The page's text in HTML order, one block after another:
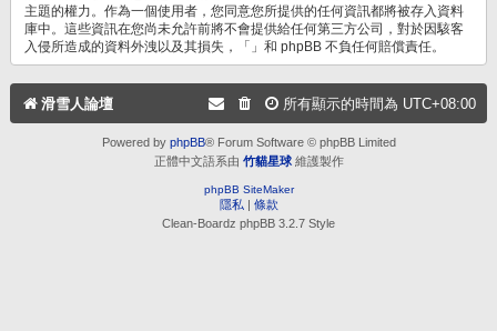
主題的權力。作為一個使用者，您同意您所提供的任何資訊都將被存入資料
庫中。這些資訊在您尚未允許前將不會提供給任何第三方公司，對於因駭客
入侵所造成的資料外洩以及其損失，「」和 phpBB 不負任何賠償責任。
滑雪人論壇 所有顯示的時間為 UTC+08:00
Powered by phpBB® Forum Software © phpBB Limited
正體中文語系由 竹貓星球維護製作
phpBB SiteMaker
隱私 | 條款
Clean-Boardz phpBB 3.2.7 Style